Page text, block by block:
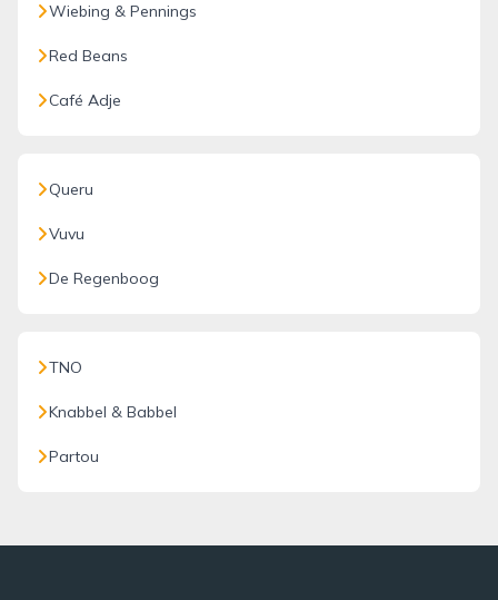
Wiebing & Pennings
Red Beans
Café Adje
Queru
Vuvu
De Regenboog
TNO
Knabbel & Babbel
Partou